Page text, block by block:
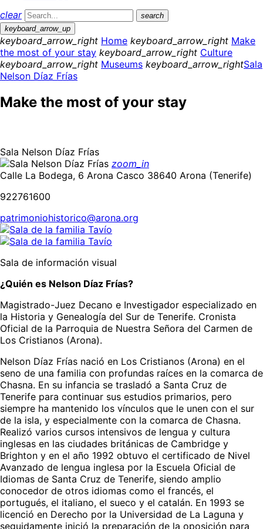
clear
search
keyboard_arrow_up
keyboard_arrow_right Home keyboard_arrow_right Make
the most of your stay keyboard_arrow_right Culture
keyboard_arrow_right Museums keyboard_arrow_rightSala
Nelson Díaz Frías
Make the most of your stay
Sala Nelson Díaz Frías
zoom_in
Calle La Bodega, 6 Arona Casco 38640 Arona (Tenerife)
922761600
patrimoniohistorico@arona.org
Sala de información visual
¿Quién es Nelson Díaz Frías?
Magistrado-Juez Decano e Investigador especializado en
la Historia y Genealogía del Sur de Tenerife. Cronista
Oficial de la Parroquia de Nuestra Señora del Carmen de
Los Cristianos (Arona).
Nelson Díaz Frías nació en Los Cristianos (Arona) en el
seno de una familia con profundas raíces en la comarca de
Chasna. En su infancia se trasladó a Santa Cruz de
Tenerife para continuar sus estudios primarios, pero
siempre ha mantenido los vínculos que le unen con el sur
de la isla, y especialmente con la comarca de Chasna.
Realizó varios cursos intensivos de lengua y cultura
inglesas en las ciudades británicas de Cambridge y
Brighton y en el año 1992 obtuvo el certificado de Nivel
Avanzado de lengua inglesa por la Escuela Oficial de
Idiomas de Santa Cruz de Tenerife, siendo amplio
conocedor de otros idiomas como el francés, el
portugués, el italiano, el sueco y el catalán. En 1993 se
licenció en Derecho por la Universidad de La Laguna y
seguidamente inició la preparación de la oposición para